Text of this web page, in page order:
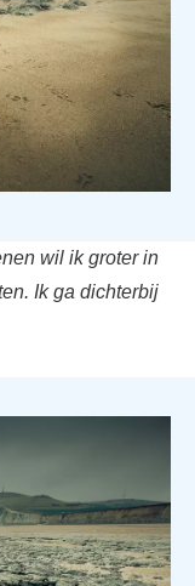
wil ik groter in
Ik ga dichterbij